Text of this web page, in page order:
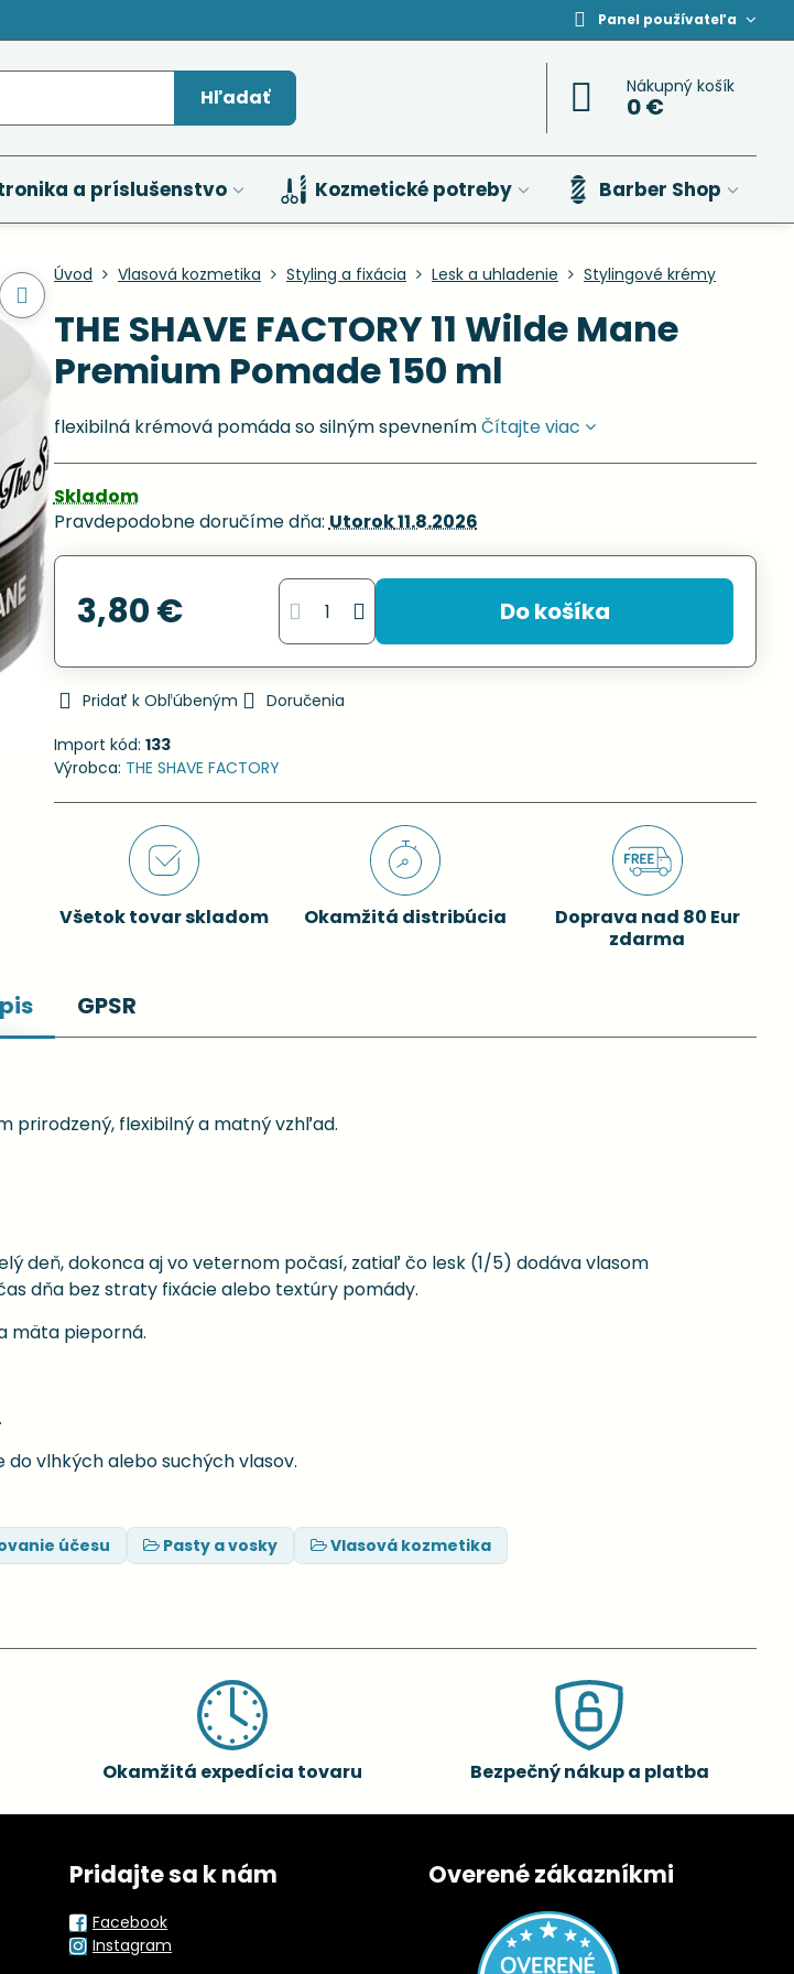
Panel používateľa
Hľadať Nákupný košík
0 €
a príslušenstvo Kozmetické potreby Barber Shop
Úvod Vlasová kozmetika Styling a fixácia Lesk a uhladenie Stylingové krémy
THE SHAVE FACTORY 11 Wilde Mane
Premium Pomade 150 ml
flexibilná krémová pomáda so silným spevnenímČítajte viac
Skladom
Pravdepodobne doručíme dňa:Utorok11.8.2026
3,80 € Do košíka
Pridať k Obľúbeným
Doručenia
Import kód: 133
Výrobca: THE SHAVE FACTORY
Všetok tovar skladom Okamžitá distribúcia
Doprava nad 80 Eur
zdarma
GPSR
prirodzený, flexibilný a matný vzhľad.
deň, dokonca aj vo veternom počasí, zatiaľ čo lesk (1/5) dodáva vlasom
dňa bez straty fixácie alebo textúry pomády.
mäta pieporná.
vlhkých alebo suchých vlasov.
účesu Pasty a vosky
Vlasová kozmetika
Okamžitá expedícia tovaru Bezpečný nákup a platba
Pridajte sa k nám
Facebook
Instagram
Overené zákazníkmi